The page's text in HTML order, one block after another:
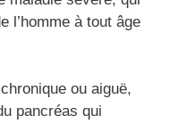
l’homme à tout âge
ou aiguë,
pancréas qui